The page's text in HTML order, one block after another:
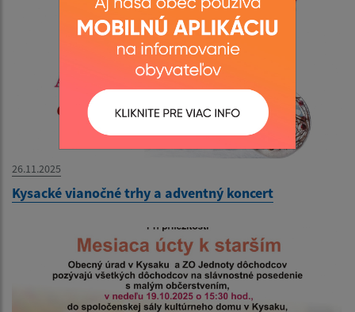
26.11.2025
Kysacké vianočné trhy a adventný koncert